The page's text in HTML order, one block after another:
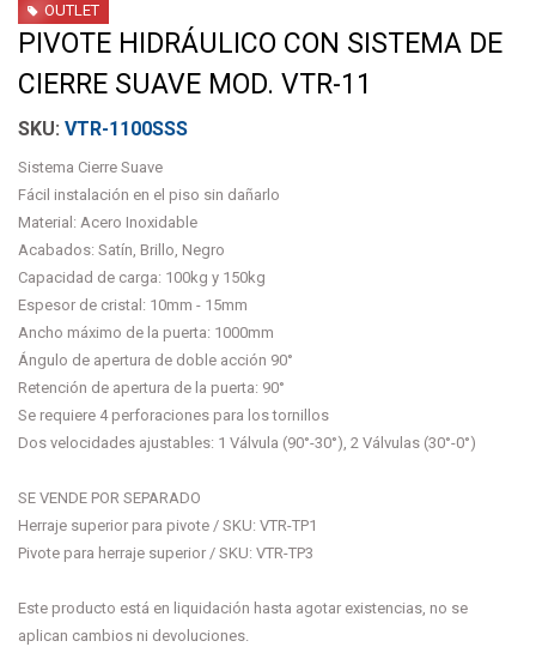
OUTLET
PIVOTE HIDRÁULICO CON SISTEMA DE
CIERRE SUAVE MOD. VTR-11
VTR-1100SSS
Sistema Cierre Suave
Fácil instalación en el piso sin dañarlo
Material: Acero Inoxidable
Acabados: Satín, Brillo, Negro
Capacidad de carga: 100kg y 150kg
Espesor de cristal: 10mm - 15mm
Ancho máximo de la puerta: 1000mm
Ángulo de apertura de doble acción 90°
Retención de apertura de la puerta: 90°
Se requiere 4 perforaciones para los tornillos
Dos velocidades ajustables: 1 Válvula (90°-30°), 2 Válvulas (30°-0°)
SE VENDE POR SEPARADO
Herraje superior para pivote / SKU: VTR-TP1
Pivote para herraje superior / SKU: VTR-TP3
Este producto está en liquidación hasta agotar existencias, no se
aplican cambios ni devoluciones.